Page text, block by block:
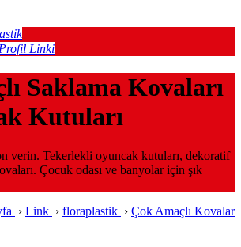
Linki
Saklama Kovaları
Kutuları
verin. Tekerlekli oyuncak kutuları, dekoratif
Çocuk odası ve banyolar için şık
› Link › floraplastik › Çok Amaçlı Kovalar